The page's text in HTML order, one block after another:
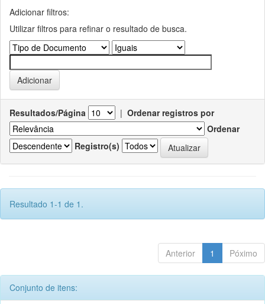
Adicionar filtros:
Utilizar filtros para refinar o resultado de busca.
Resultados/Página | Ordenar registros por
Ordenar
Registro(s)
Resultado 1-1 de 1.
Anterior 1 Póximo
Conjunto de itens: